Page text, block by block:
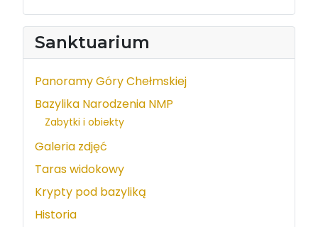
Sanktuarium
Panoramy Góry Chełmskiej
Bazylika Narodzenia NMP
Zabytki i obiekty
Galeria zdjęć
Taras widokowy
Krypty pod bazyliką
Historia